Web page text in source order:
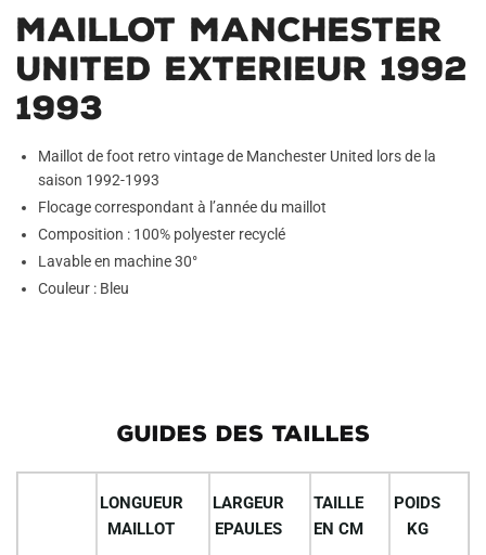
Maillot Manchester
United Exterieur 1992
1993
Maillot de foot retro vintage de Manchester United lors de la
saison 1992-1993
Flocage correspondant à l’année du maillot
Composition : 100% polyester recyclé
Lavable en machine 30°
Couleur : Bleu
GUIDES DES TAILLES
LONGUEUR
MAILLOT
LARGEUR
EPAULES
TAILLE
EN CM
POIDS
KG